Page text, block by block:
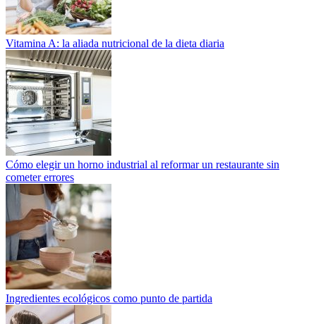
Vitamina A: la aliada nutricional de la dieta diaria
Cómo elegir un horno industrial al reformar un restaurante sin
cometer errores
Ingredientes ecológicos como punto de partida